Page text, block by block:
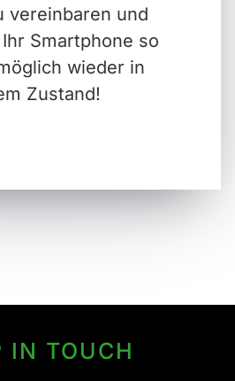
vereinbaren und
Smartphone so
wieder in
Zustand!
IN TOUCH